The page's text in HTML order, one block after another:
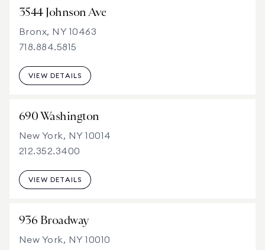
3544 Johnson Ave
Bronx, NY 10463
718.884.5815
VIEW DETAILS
690 Washington
New York, NY 10014
212.352.3400
VIEW DETAILS
936 Broadway
New York, NY 10010